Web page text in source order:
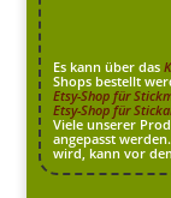
Es kann über das
Shops bestellt
Etsy-Shop für
Etsy-Shop für
Viele unserer
angepasst
wird, kann vor